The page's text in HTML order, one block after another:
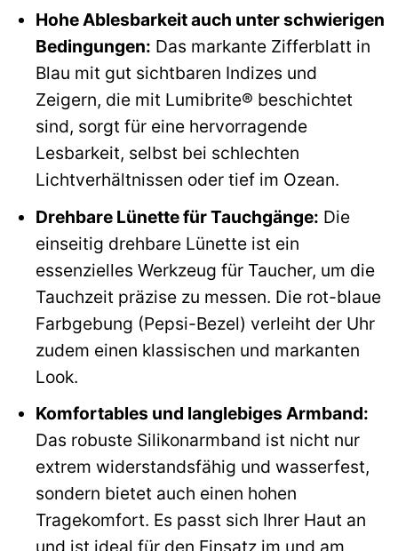
Hohe Ablesbarkeit auch unter schwierigen
Bedingungen: Das markante Zifferblatt in
Blau mit gut sichtbaren Indizes und
Zeigern, die mit Lumibrite® beschichtet
sind, sorgt für eine hervorragende
Lesbarkeit, selbst bei schlechten
Lichtverhältnissen oder tief im Ozean.
Drehbare Lünette für Tauchgänge: Die
einseitig drehbare Lünette ist ein
essenzielles Werkzeug für Taucher, um die
Tauchzeit präzise zu messen. Die rot-blaue
Farbgebung (Pepsi-Bezel) verleiht der Uhr
zudem einen klassischen und markanten
Look.
Komfortables und langlebiges Armband:
Das robuste Silikonarmband ist nicht nur
extrem widerstandsfähig und wasserfest,
sondern bietet auch einen hohen
Tragekomfort. Es passt sich Ihrer Haut an
und ist ideal für den Einsatz im und am